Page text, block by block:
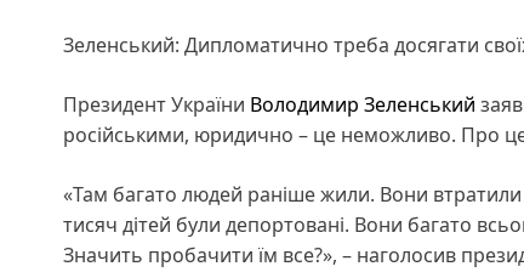
Зеленський: Дипломатично треба досягати
Президент України Володимир Зеленський
російськими, юридично – це неможливо. Про
«Там багато людей раніше жили. Вони втратили
тисяч дітей були депортовані. Вони багато
Значить пробачити їм все?», – наголосив